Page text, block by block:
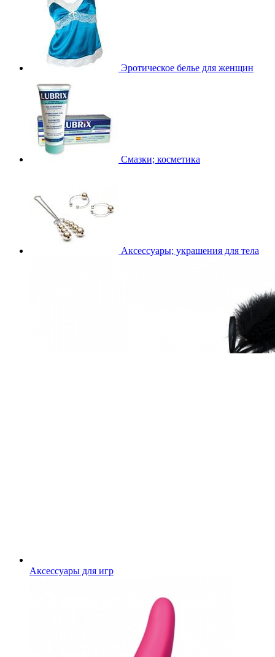
Эротическое белье для женщин
Смазки; косметика
Аксессуары; украшения для тела
Аксессуары для игр